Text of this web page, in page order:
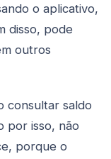
o aplicativo,
disso, pode
outros
consultar saldo
por isso, não
porque o